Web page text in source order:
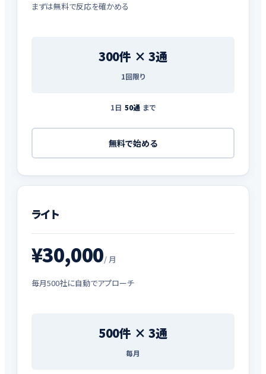
まずは無料で反応を確かめる
300件 × 3通
1回限り
1日 50通 まで
無料で始める
ライト
¥30,000/ 月
毎月500社に自動でアプローチ
500件 × 3通
毎月